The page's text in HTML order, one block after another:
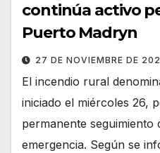
continúa activo
Puerto Madryn
27 DE NOVIEMBRE DE
El incendio rural
iniciado el miércoles 26,
permanente seguimiento
emergencia. Según se